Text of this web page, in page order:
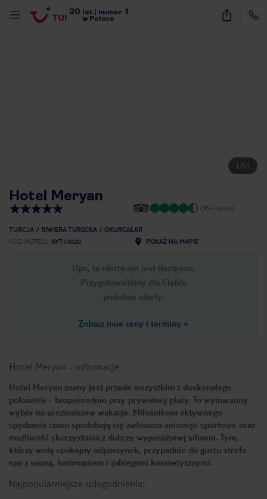
30 lat numer 1
w Polsce
1 /51
Hotel Meryan
(954 opinie)
TURCJA RIWIERA TURECKA
OKURCALAR
KOD HOTELU AYT53020 POKAŻ NA MAPIE
Ups, ta oferta nie jest dostępna.
Przygotowaliśmy dla Ciebie
podobne oferty:
Zobacz inne ceny i terminy »
Hotel Meryan - informacje
Hotel Meryan znany jest przede wszystkim z doskonałego
położenia – bezpośrednio przy prywatnej plaży. To wymarzony
wybór na urozmaicone wakacje. Miłośnikom aktywnego
spędzania czasu spodobają się zwłaszcza animacje sportowe oraz
możliwość skorzystania z dobrze wyposażonej siłowni. Tym,
którzy wolą spokojny odpoczynek, przypadnie do gustu strefa
spa z sauną, hammamem i zabiegami kosmetycznymi.
Najpopularniejsze udogodnienia: